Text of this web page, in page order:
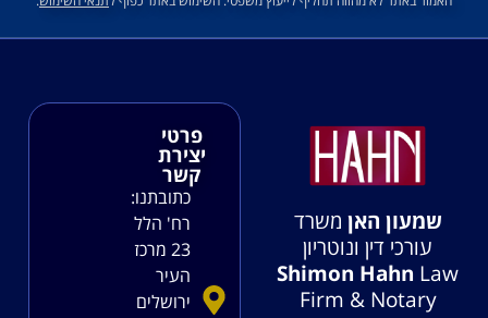
שמעון האן משרד
עורכי דין ונוטריון
Shimon Hahn Law
Firm & Notary
פרטי
יצירת
קשר
כתובתנו:
רח' הלל
23 מרכז
העיר
ירושלים